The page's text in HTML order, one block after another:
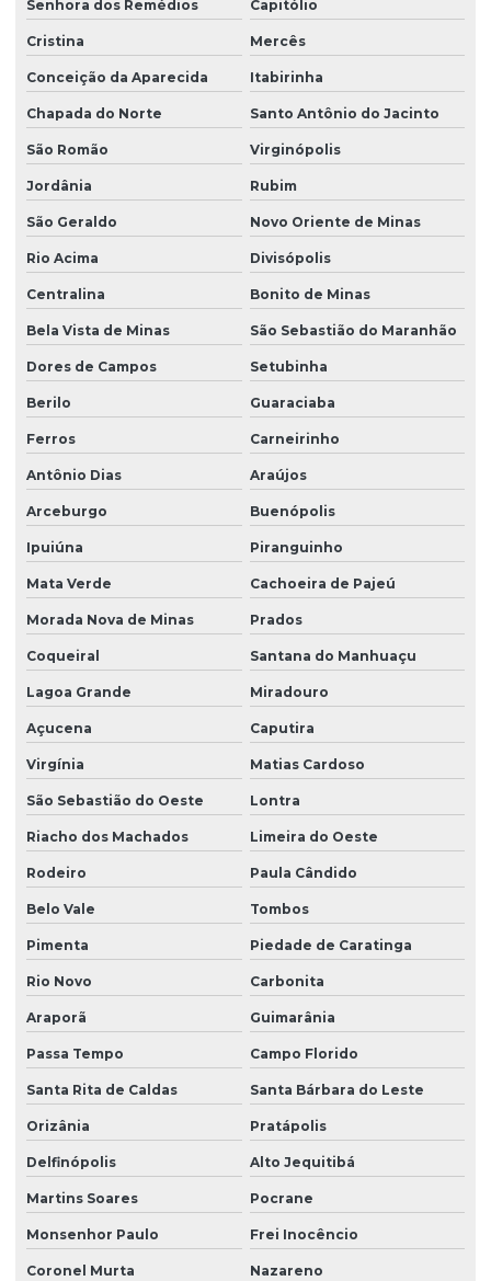
Senhora dos Remédios Capitólio
Cristina Mercês
Conceição da Aparecida Itabirinha
Chapada do Norte Santo Antônio do Jacinto
São Romão Virginópolis
Jordânia Rubim
São Geraldo Novo Oriente de Minas
Rio Acima Divisópolis
Centralina Bonito de Minas
Bela Vista de Minas São Sebastião do Maranhão
Dores de Campos Setubinha
Berilo Guaraciaba
Ferros Carneirinho
Antônio Dias Araújos
Arceburgo Buenópolis
Ipuiúna Piranguinho
Mata Verde Cachoeira de Pajeú
Morada Nova de Minas Prados
Coqueiral Santana do Manhuaçu
Lagoa Grande Miradouro
Açucena Caputira
Virgínia Matias Cardoso
São Sebastião do Oeste Lontra
Riacho dos Machados Limeira do Oeste
Rodeiro Paula Cândido
Belo Vale Tombos
Pimenta Piedade de Caratinga
Rio Novo Carbonita
Araporã Guimarânia
Passa Tempo Campo Florido
Santa Rita de Caldas Santa Bárbara do Leste
Orizânia Pratápolis
Delfinópolis Alto Jequitibá
Martins Soares Pocrane
Monsenhor Paulo Frei Inocêncio
Coronel Murta Nazareno